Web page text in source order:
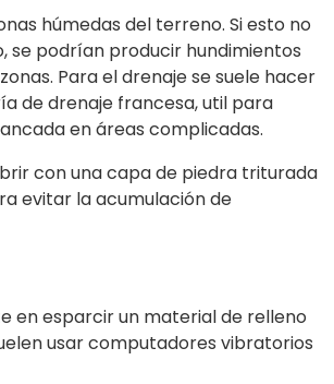
húmedas del terreno. Si esto no
se podrían producir hundimientos
Para el drenaje se suele hacer
de drenaje francesa, util para
en áreas complicadas.
con una capa de piedra triturada
evitar la acumulación de
en esparcir un material de relleno
usar computadores vibratorios